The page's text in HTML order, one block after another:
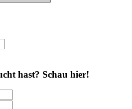
hast? Schau hier!